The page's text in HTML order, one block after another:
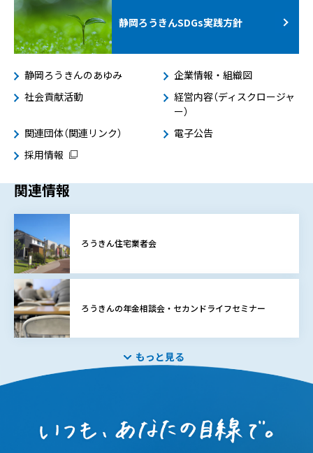
静岡ろうきんSDGs実践方針
静岡ろうきんのあゆみ
企業情報・組織図
社会貢献活動
経営内容（ディスクロージャ
ー）
関連団体（関連リンク）
電子公告
採用情報
関連情報
ろうきん住宅業者会
ろうきんの年金相談会・セカンドライフセミナー
もっと見る